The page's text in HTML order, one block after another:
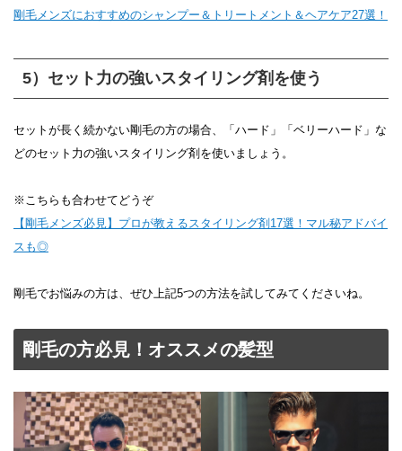
剛毛メンズにおすすめのシャンプー＆トリートメント＆ヘアケア27選！
5）セット力の強いスタイリング剤を使う
セットが長く続かない剛毛の方の場合、「ハード」「ベリーハード」な
どのセット力の強いスタイリング剤を使いましょう。
※こちらも合わせてどうぞ
【剛毛メンズ必見】プロが教えるスタイリング剤17選！マル秘アドバイ
スも◎
剛毛でお悩みの方は、ぜひ上記5つの方法を試してみてくださいね。
剛毛の方必見！オススメの髪型